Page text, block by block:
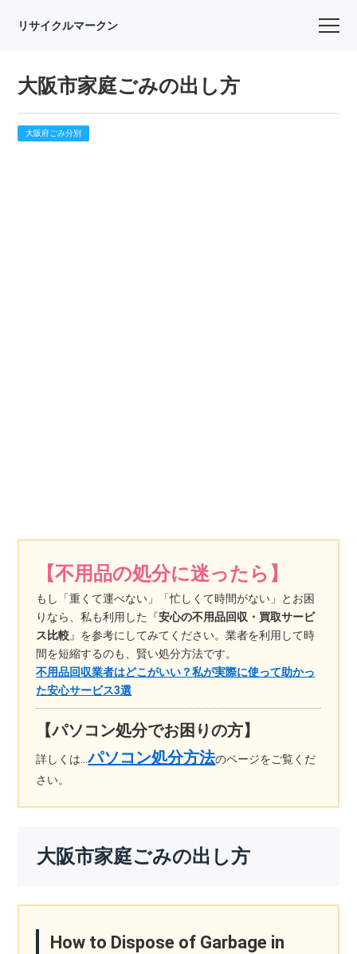
リサイクルマークン
大阪市家庭ごみの出し方
大阪府ごみ分別
【不用品の処分に迷ったら】
もし「重くて運べない」「忙しくて時間がない」とお困
りなら、私も利用した『安心の不用品回収・買取サービ
ス比較』を参考にしてみてください。業者を利用して時
間を短縮するのも、賢い処分方法です。
不用品回収業者はどこがいい？私が実際に使って助かっ
た安心サービス3選
【パソコン処分でお困りの方】
詳しくは…パソコン処分方法のページをご覧くだ
さい。
大阪市家庭ごみの出し方
How to Dispose of Garbage in